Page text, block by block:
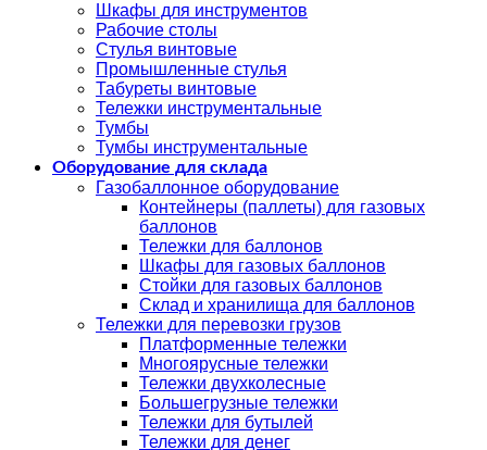
Шкафы для инструментов
Рабочие столы
Стулья винтовые
Промышленные стулья
Табуреты винтовые
Тележки инструментальные
Тумбы
Тумбы инструментальные
Оборудование для склада
Газобаллонное оборудование
Контейнеры (паллеты) для газовых
баллонов
Тележки для баллонов
Шкафы для газовых баллонов
Стойки для газовых баллонов
Склад и хранилища для баллонов
Тележки для перевозки грузов
Платформенные тележки
Многоярусные тележки
Тележки двухколесные
Большегрузные тележки
Тележки для бутылей
Тележки для денег